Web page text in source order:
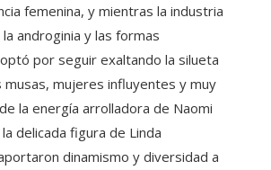
femenina, y mientras la industria
androginia y las formas
por seguir exaltando la silueta
musas, mujeres influyentes y muy
la energía arrolladora de Naomi
delicada figura de Linda
dinamismo y diversidad a